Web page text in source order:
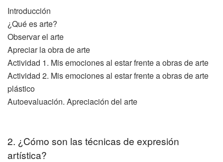
Introducción
¿Qué es arte?
Observar el arte
Apreciar la obra de arte
Actividad 1. Mis emociones al estar frente a obras de arte
Actividad 2. Mis emociones al estar frente a obras de arte
plástico
Autoevaluación. Apreciación del arte
2. ¿Cómo son las técnicas de expresión
artística?